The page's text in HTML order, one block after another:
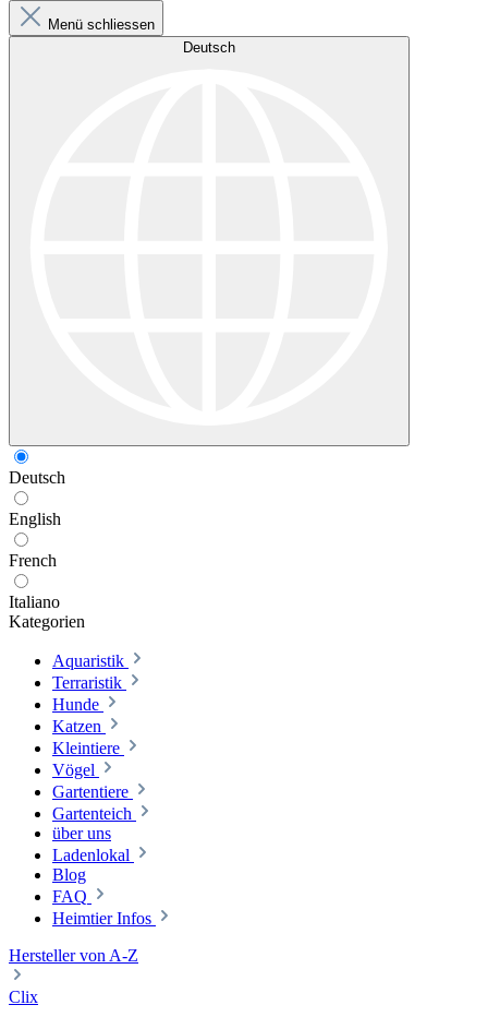
Menü schliessen
Deutsch
Deutsch
English
French
Italiano
Kategorien
Aquaristik
Terraristik
Hunde
Katzen
Kleintiere
Vögel
Gartentiere
Gartenteich
über uns
Ladenlokal
Blog
FAQ
Heimtier Infos
Hersteller von A-Z
Clix